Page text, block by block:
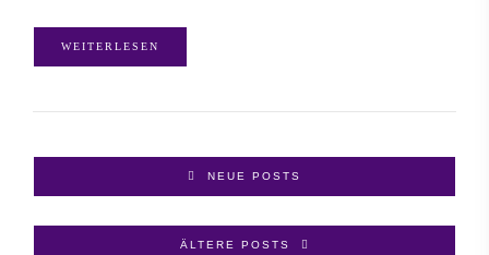
WEITERLESEN
NEUE POSTS
ÄLTERE POSTS